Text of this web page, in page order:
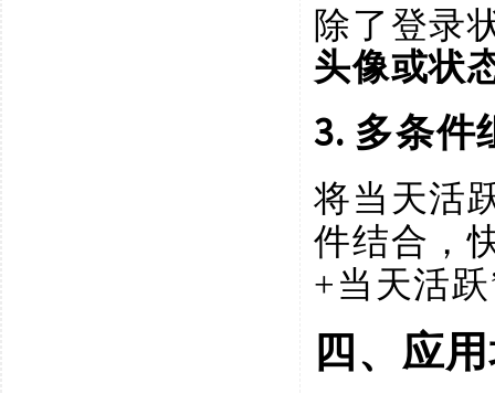
除了登录
头像或状
3. 多条件
将当天活
件结合，
+当天活
四、应